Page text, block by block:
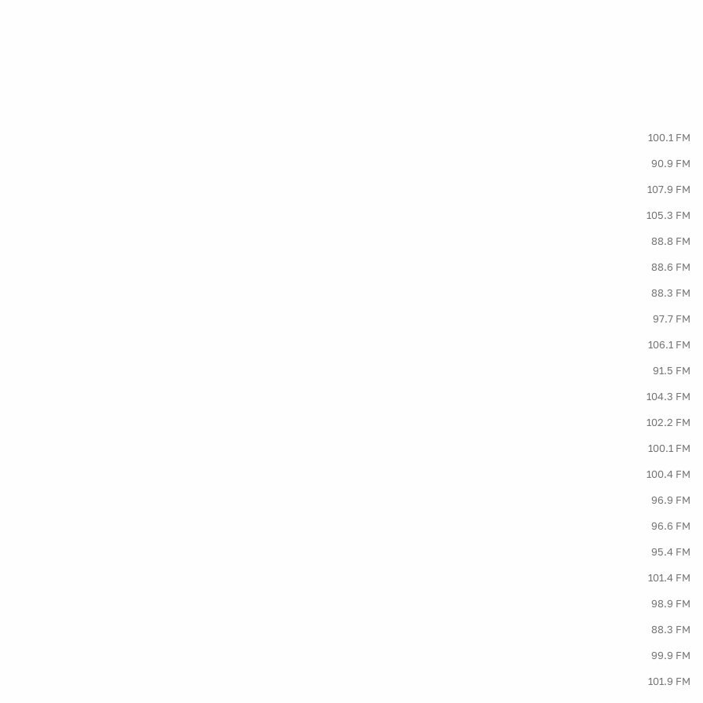
100.1 FM
90.9 FM
107.9 FM
105.3 FM
88.8 FM
88.6 FM
88.3 FM
97.7 FM
106.1 FM
91.5 FM
104.3 FM
102.2 FM
100.1 FM
100.4 FM
96.9 FM
96.6 FM
95.4 FM
101.4 FM
98.9 FM
88.3 FM
99.9 FM
101.9 FM